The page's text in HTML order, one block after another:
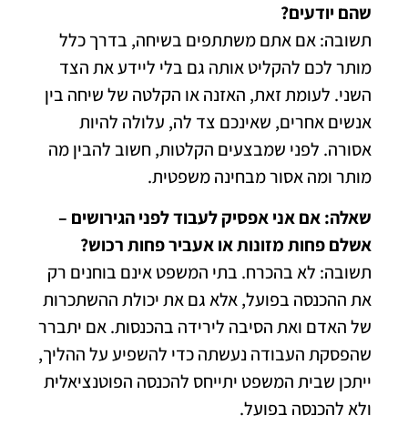
שהם יודעים?
תשובה: אם אתם משתתפים בשיחה, בדרך כלל
מותר לכם להקליט אותה גם בלי ליידע את הצד
השני. לעומת זאת, האזנה או הקלטה של שיחה בין
אנשים אחרים, שאינכם צד לה, עלולה להיות
אסורה. לפני שמבצעים הקלטות, חשוב להבין מה
מותר ומה אסור מבחינה משפטית.
שאלה: אם אני אפסיק לעבוד לפני הגירושים –
אשלם פחות מזונות או אעביר פחות רכוש?
תשובה: לא בהכרח. בתי המשפט אינם בוחנים רק
את ההכנסה בפועל, אלא גם את יכולת ההשתכרות
של האדם ואת הסיבה לירידה בהכנסות. אם יתברר
שהפסקת העבודה נעשתה כדי להשפיע על ההליך,
ייתכן שבית המשפט יתייחס להכנסה הפוטנציאלית
ולא להכנסה בפועל.